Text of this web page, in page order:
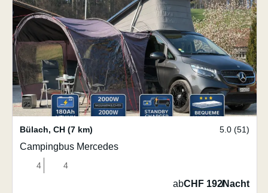
Bülach, CH (7 km) 5.0 (51)
Campingbus Mercedes
4 4
abCHF 192/Nacht